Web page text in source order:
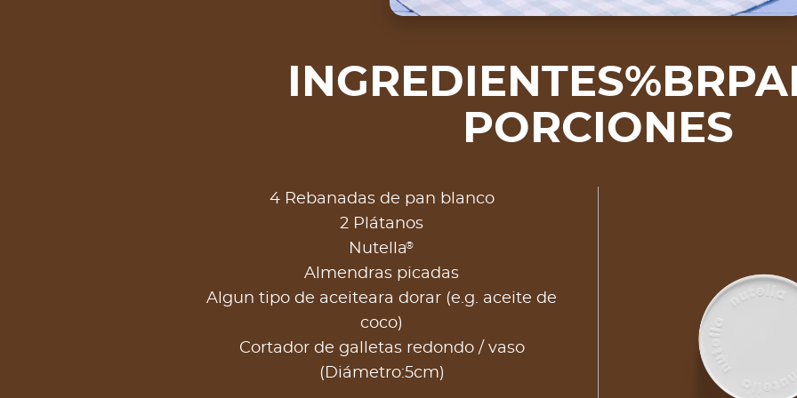
PORCIONES
4 Rebanadas de pan blanco
2 Plátanos
Nutella®
Almendras picadas
Algun tipo de aceiteara dorar (e.g. aceite de
coco)
Cortador de galletas redondo / vaso
(Diámetro:5cm)